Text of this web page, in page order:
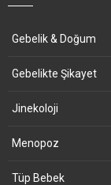
Gebelik & Doğum
Gebelikte Şikayet
Jinekoloji
Menopoz
Tüp Bebek